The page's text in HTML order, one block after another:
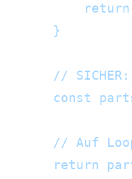
    }
//
const
// Auf
return